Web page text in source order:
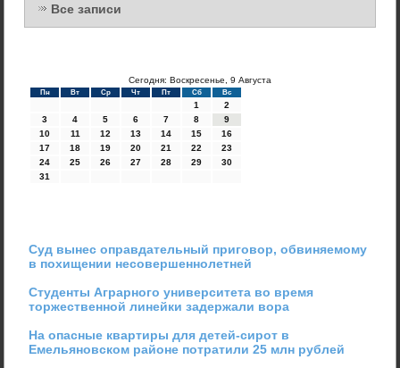
Все записи
Сегодня: Воскресенье, 9 Августа
Пн Вт Ср Чт Пт Сб Вс
1
2
3
4 5 6 7 8
9
10
11 12 13 14 15
16
17
18 19 20 21 22
23
24
25 26 27 28 29
30
31
Суд вынес оправдательный приговор, обвиняемому
в похищении несовершеннолетней
Студенты Аграрного университета во время
торжественной линейки задержали вора
На опасные квартиры для детей-сирот в
Емельяновском районе потратили 25 млн рублей